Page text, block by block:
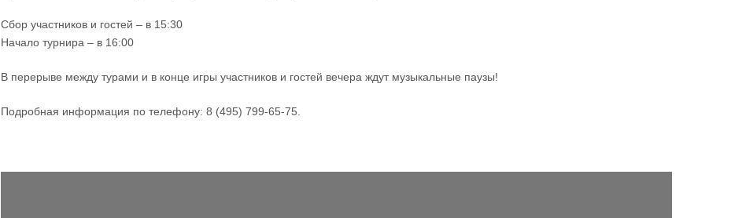
Сбор участников и гостей – в 15:30
Начало турнира – в 16:00
В перерыве между турами и в конце игры участников и гостей вечера ждут музыкальные паузы!
Подробная информация по телефону: 8 (495) 799-65-75.